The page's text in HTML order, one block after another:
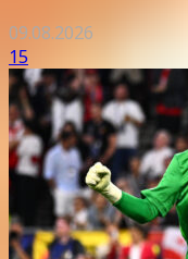
09.08.2026
15